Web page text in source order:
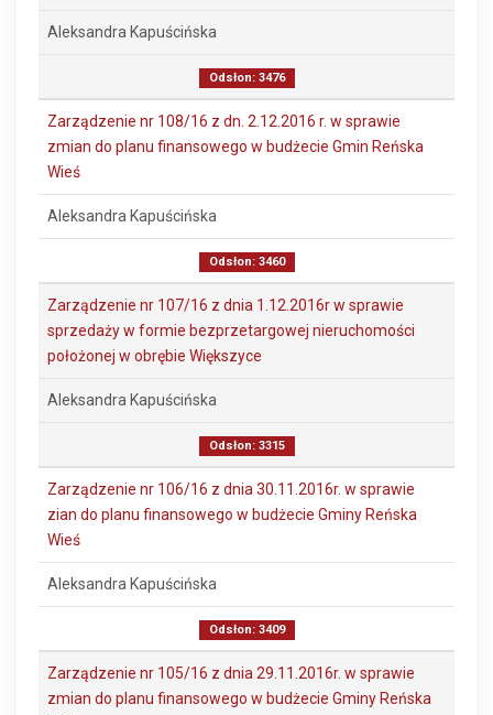
Aleksandra Kapuścińska
Odsłon: 3476
Zarządzenie nr 108/16 z dn. 2.12.2016 r. w sprawie
zmian do planu finansowego w budżecie Gmin Reńska
Wieś
Aleksandra Kapuścińska
Odsłon: 3460
Zarządzenie nr 107/16 z dnia 1.12.2016r w sprawie
sprzedaży w formie bezprzetargowej nieruchomości
położonej w obrębie Większyce
Aleksandra Kapuścińska
Odsłon: 3315
Zarządzenie nr 106/16 z dnia 30.11.2016r. w sprawie
zian do planu finansowego w budżecie Gminy Reńska
Wieś
Aleksandra Kapuścińska
Odsłon: 3409
Zarządzenie nr 105/16 z dnia 29.11.2016r. w sprawie
zmian do planu finansowego w budżecie Gminy Reńska